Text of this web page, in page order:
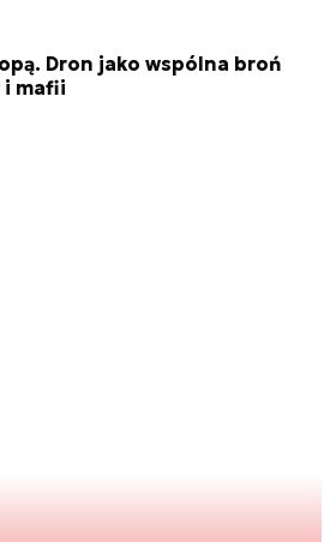
Dron jako wspólna broń
i mafii